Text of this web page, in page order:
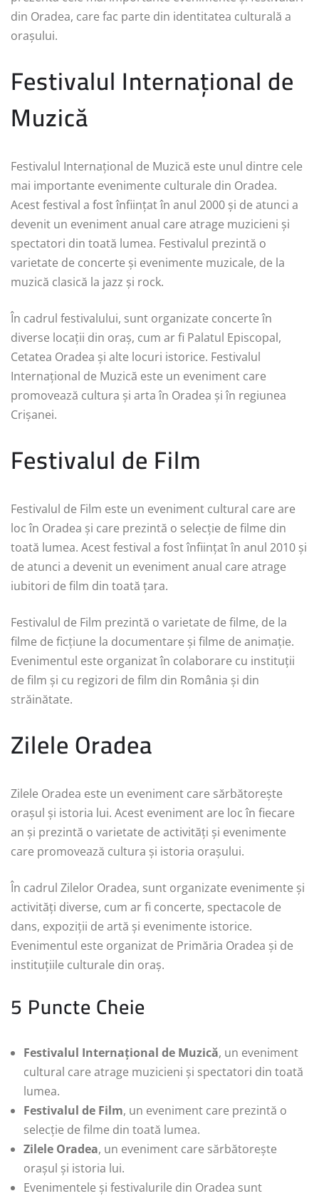
din Oradea, care fac parte din identitatea culturală a
orașului.
Festivalul Internațional de
Muzică
Festivalul Internațional de Muzică este unul dintre cele
mai importante evenimente culturale din Oradea.
Acest festival a fost înființat în anul 2000 și de atunci a
devenit un eveniment anual care atrage muzicieni și
spectatori din toată lumea. Festivalul prezintă o
varietate de concerte și evenimente muzicale, de la
muzică clasică la jazz și rock.
În cadrul festivalului, sunt organizate concerte în
diverse locații din oraș, cum ar fi Palatul Episcopal,
Cetatea Oradea și alte locuri istorice. Festivalul
Internațional de Muzică este un eveniment care
promovează cultura și arta în Oradea și în regiunea
Crișanei.
Festivalul de Film
Festivalul de Film este un eveniment cultural care are
loc în Oradea și care prezintă o selecție de filme din
toată lumea. Acest festival a fost înființat în anul 2010 și
de atunci a devenit un eveniment anual care atrage
iubitori de film din toată țara.
Festivalul de Film prezintă o varietate de filme, de la
filme de ficțiune la documentare și filme de animație.
Evenimentul este organizat în colaborare cu instituții
de film și cu regizori de film din România și din
străinătate.
Zilele Oradea
Zilele Oradea este un eveniment care sărbătorește
orașul și istoria lui. Acest eveniment are loc în fiecare
an și prezintă o varietate de activități și evenimente
care promovează cultura și istoria orașului.
În cadrul Zilelor Oradea, sunt organizate evenimente și
activități diverse, cum ar fi concerte, spectacole de
dans, expoziții de artă și evenimente istorice.
Evenimentul este organizat de Primăria Oradea și de
instituțiile culturale din oraș.
5 Puncte Cheie
Festivalul Internațional de Muzică, un eveniment
cultural care atrage muzicieni și spectatori din toată
lumea.
Festivalul de Film, un eveniment care prezintă o
selecție de filme din toată lumea.
Zilele Oradea, un eveniment care sărbătorește
orașul și istoria lui.
Evenimentele și festivalurile din Oradea sunt